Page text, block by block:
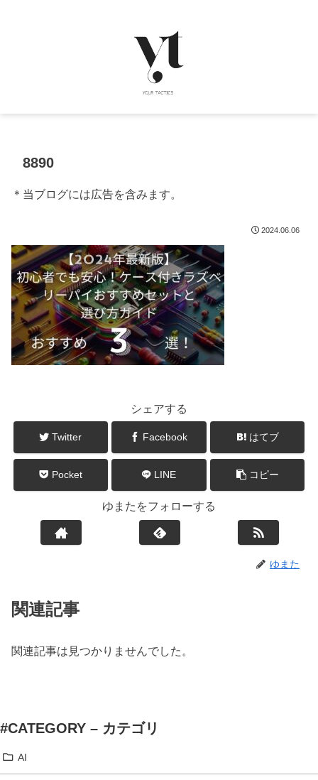
8890
＊当ブログには広告を含みます。
2024.06.06
シェアする
Twitter Facebook はてブ
Pocket LINE コピー
ゆまたをフォローする
ゆまた
関連記事
関連記事は見つかりませんでした。
#CATEGORY – カテゴリ
AI